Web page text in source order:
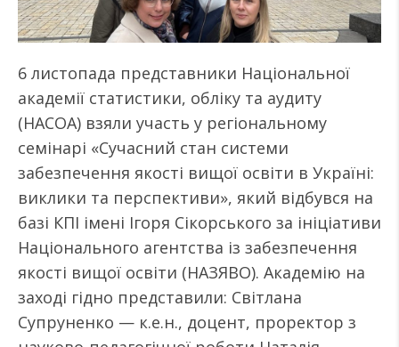
6 листопада представники Національної
академії статистики, обліку та аудиту
(НАСОА) взяли участь у регіональному
семінарі «Сучасний стан системи
забезпечення якості вищої освіти в Україні:
виклики та перспективи», який відбувся на
базі КПІ імені Ігоря Сікорського за ініціативи
Національного агентства із забезпечення
якості вищої освіти (НАЗЯВО). Академію на
заході гідно представили: Світлана
Супруненко — к.е.н., доцент, проректор з